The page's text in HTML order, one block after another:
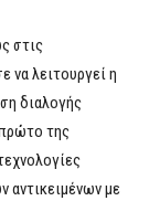
στις
να λειτουργεί η
διαλογής
της
αντικειμένων με